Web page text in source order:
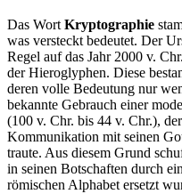
Das Wort Kryptographie
was versteckt bedeutet. Der
Regel auf das Jahr 2000 v.
der Hieroglyphen. Diese
deren volle Bedeutung nur
bekannte Gebrauch einer
(100 v. Chr. bis 44 v. Chr.),
Kommunikation mit seinen
traute. Aus diesem Grund
in seinen Botschaften durch
römischen Alphabet ersetzt